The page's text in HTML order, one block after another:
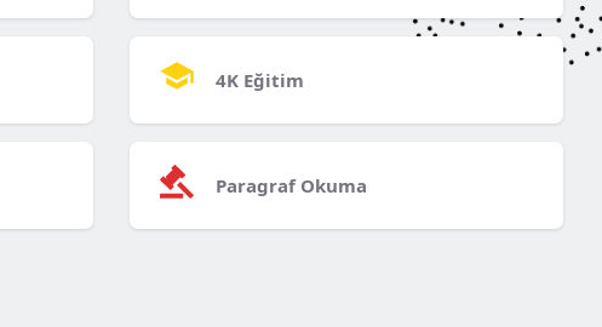
4K Eğitim
Paragraf Okuma